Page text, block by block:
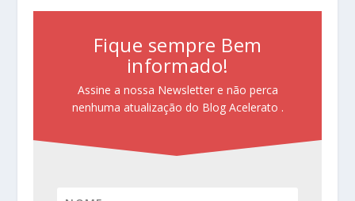
Fique sempre Bem
informado!
Assine a nossa Newsletter e não perca
nenhuma atualização do Blog Acelerato .